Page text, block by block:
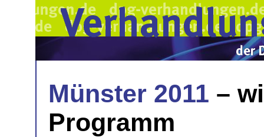
Münster 2011 –
Programm